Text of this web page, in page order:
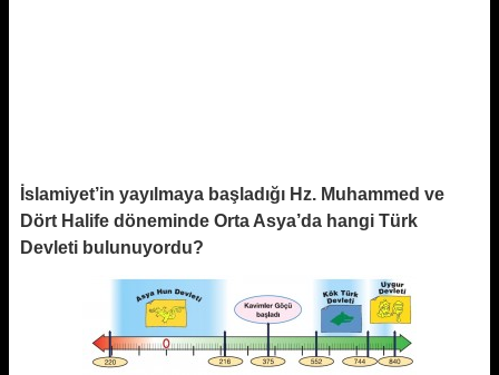
İslamiyet’in yayılmaya başladığı Hz. Muhammed ve
Dört Halife döneminde Orta Asya’da hangi Türk
Devleti bulunuyordu?